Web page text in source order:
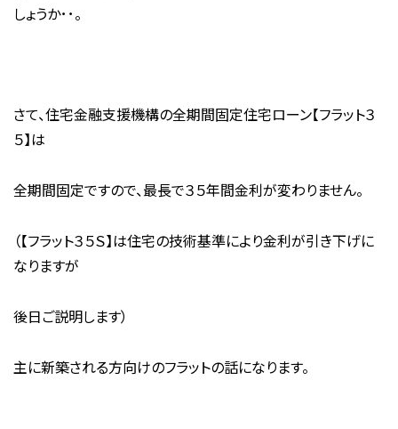
しょうか･･。
さて、住宅金融支援機構の全期間固定住宅ローン【フラット３
５】は
全期間固定ですので、最長で３５年間金利が変わりません。
（【フラット３５Ｓ】は住宅の技術基準により金利が引き下げに
なりますが
後日ご説明します）
主に新築される方向けのフラットの話になります。